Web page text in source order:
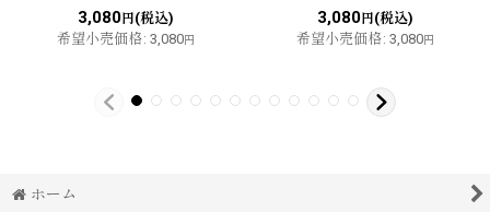
3,080円(税込)
希望小売価格: 3,080円
3,080円(税込)
希望小売価格: 3,080円
ホーム